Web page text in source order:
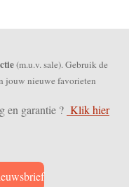
(m.u.v. sale). Gebruik de
jouw nieuwe favorieten
en garantie ? Klik hier